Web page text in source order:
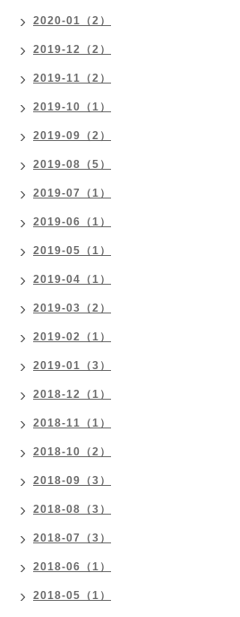
2020-01（2）
2019-12（2）
2019-11（2）
2019-10（1）
2019-09（2）
2019-08（5）
2019-07（1）
2019-06（1）
2019-05（1）
2019-04（1）
2019-03（2）
2019-02（1）
2019-01（3）
2018-12（1）
2018-11（1）
2018-10（2）
2018-09（3）
2018-08（3）
2018-07（3）
2018-06（1）
2018-05（1）